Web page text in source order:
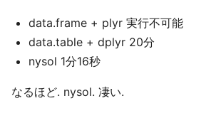
data.frame + plyr 実行不可能
data.table + dplyr 20分
nysol 1分16秒
なるほど. nysol. 凄い.